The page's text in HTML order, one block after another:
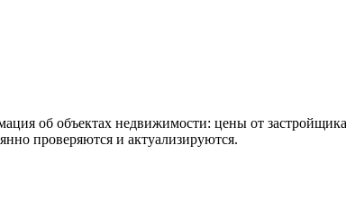
об объектах недвижимости: цены от
проверяются и актуализируются.